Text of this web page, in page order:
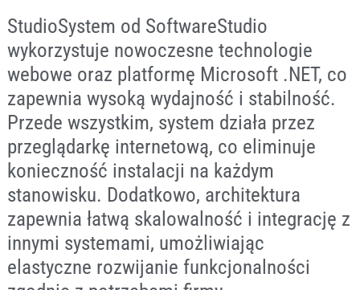
StudioSystem od SoftwareStudio
wykorzystuje nowoczesne technologie
webowe oraz platformę Microsoft .NET, co
zapewnia wysoką wydajność i stabilność.
Przede wszystkim, system działa przez
przeglądarkę internetową, co eliminuje
konieczność instalacji na każdym
stanowisku. Dodatkowo, architektura
zapewnia łatwą skalowalność i integrację z
innymi systemami, umożliwiając
elastyczne rozwijanie funkcjonalności